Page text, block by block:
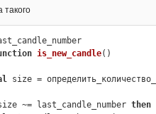
такого
last_candle_number
is_new_candle()
size =
~= last_candle_number then